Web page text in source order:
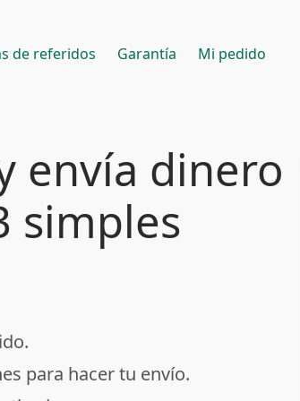
de referidos Garantía Mi pedido
envía dinero
simples
para hacer tu envío.